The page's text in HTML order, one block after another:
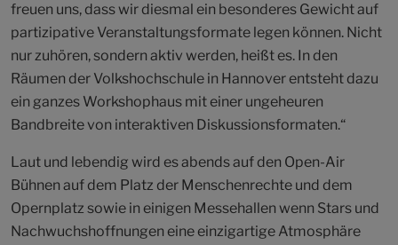
freuen uns, dass wir diesmal ein besonderes Gewicht auf
partizipative Veranstaltungsformate legen können. Nicht
nur zuhören, sondern aktiv werden, heißt es. In den
Räumen der Volkshochschule in Hannover entsteht dazu
ein ganzes Workshophaus mit einer ungeheuren
Bandbreite von interaktiven Diskussionsformaten.“
Laut und lebendig wird es abends auf den Open-Air
Bühnen auf dem Platz der Menschenrechte und dem
Opernplatz sowie in einigen Messehallen wenn Stars und
Nachwuchshoffnungen eine einzigartige Atmosphäre